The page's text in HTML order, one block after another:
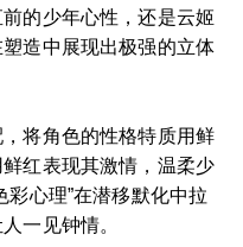
的少年心性，还是云姬
造中展现出极强的立体
将角色的性格特质用鲜
红表现其激情，温柔少
彩心理”在潜移默化中拉
一见钟情。